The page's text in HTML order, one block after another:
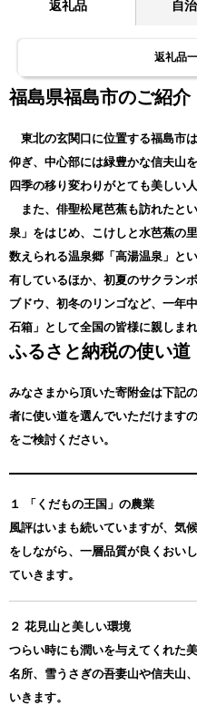
返礼品 自
返礼品
福島県福島市のご紹介
東北の玄関口に位置する福島市
仰ぎ、中心部には緑豊かな信夫山
四季の移り変わりがとても美しい
また、俳聖松尾芭蕉も訪れたと
泉」をはじめ、こけしと水芭蕉の
数えられる温泉郷「高湯温泉」と
有しているほか、初夏のサクラン
ブドウ、初冬のリンゴなど、一年
石箱」として全国の皆様に親しまれ
ふるさと納税の使い道
みなさまから頂いた寄附金は下記
者に使い道を選んでいただけます
をご検討ください。
１ 「くだもの王国」の農業
風評はいまも続いていますが、気
をしながら、一層品質が良くおい
ていきます。
２ 花見山と美しい環境
つらい時にも潤いを与えてくれた
名所、雪うさぎの吾妻山や信夫山
いきます。